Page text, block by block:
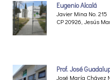
Eugenio Alcalá
Javier Mina No. 215
CP 20926, Jesús
Prof. José
José María Chávez